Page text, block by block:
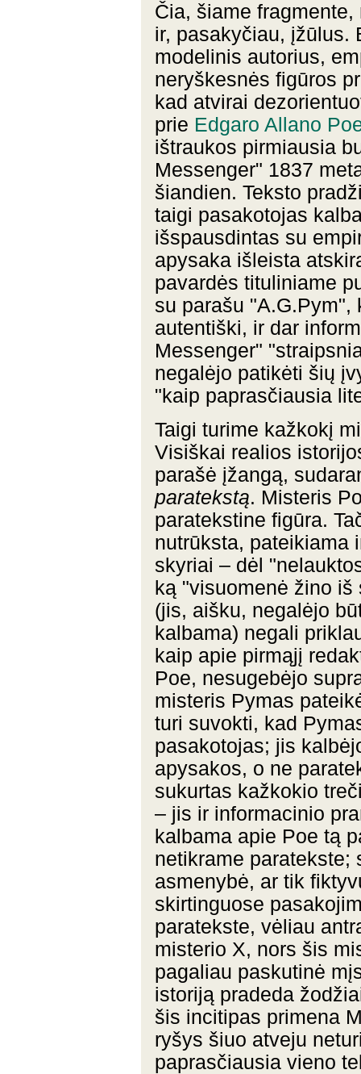
Čia, šiame
ir, pasakyčiau, įžūlus.
modelinis autorius,
neryškesnės figūros
kad atvirai
prie Edgaro Allano
ištraukos pirmiausia
Messenger" 1837
šiandien. Teksto
taigi pasakotojas
išspausdintas su
apysaka išleista
pavardės tituliniame
su parašu
autentiški, ir dar
Messenger"
negalėjo patikėti šių
"kaip paprasčiausia
Taigi turime kažkokį
Visiškai realios
parašė įžangą,
paratekstą. Misteris
paratekstine figūra.
nutrūksta, pateikiama
skyriai – dėl
ką "visuomenė žino iš
(jis, aišku, negalėjo
kalbama) negali
kaip apie pirmąjį
Poe, nesugebėjo
misteris Pymas
turi suvokti, kad
pasakotojas; jis
apysakos, o ne
sukurtas kažkokio
– jis ir informacinio
kalbama apie Poe tą
netikrame paratekste;
asmenybė, ar tik
skirtinguose
paratekste, vėliau
misterio X, nors šis
pagaliau paskutinė
istoriją pradeda
šis incitipas primena
ryšys šiuo atveju
paprasčiausia vieno